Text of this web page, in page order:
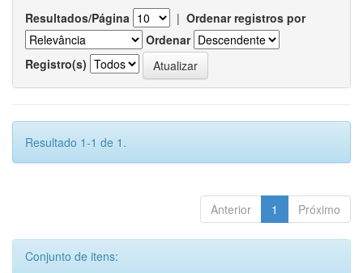
Resultados/Página | Ordenar registros por
Ordenar
Registro(s)
Resultado 1-1 de 1.
Anterior 1 Próximo
Conjunto de itens: